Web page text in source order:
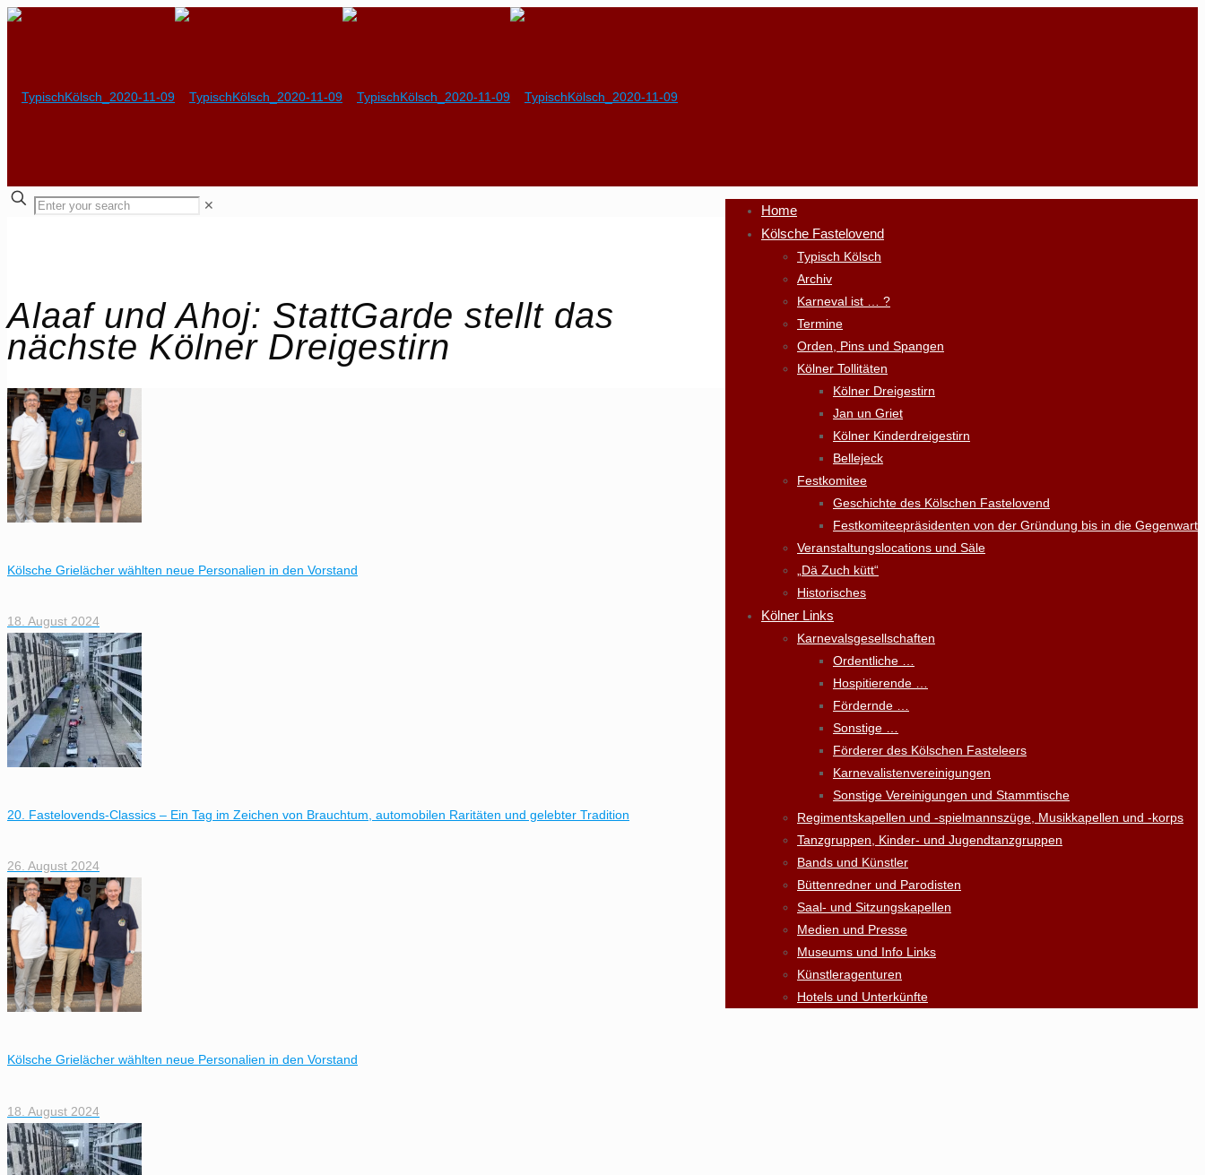
Home
Kölsche Fastelovend
Typisch Kölsch
Archiv
Karneval ist … ?
Termine
Orden, Pins und Spangen
Kölner Tollitäten
Kölner Dreigestirn
Jan un Griet
Kölner Kinderdreigestirn
Bellejeck
Festkomitee
Geschichte des Kölschen Fastelovend
Festkomiteepräsidenten von der Gründung bis in die Gegenwart
Veranstaltungslocations und Säle
„Dä Zuch kütt“
Historisches
Kölner Links
Karnevalsgesellschaften
Ordentliche …
Hospitierende …
Fördernde …
Sonstige …
Förderer des Kölschen Fasteleers
Karnevalistenvereinigungen
Sonstige Vereinigungen und Stammtische
Regimentskapellen und -spielmannszüge, Musikkapellen und -korps
Tanzgruppen, Kinder- und Jugendtanzgruppen
Bands und Künstler
Büttenredner und Parodisten
Saal- und Sitzungskapellen
Medien und Presse
Museums und Info Links
Künstleragenturen
Hotels und Unterkünfte
✕
Alaaf und Ahoj: StattGarde stellt das
nächste Kölner Dreigestirn
Kölsche Grielächer wählten neue Personalien in den Vorstand
18. August 2024
20. Fastelovends-Classics – Ein Tag im Zeichen von Brauchtum, automobilen Raritäten und gelebter Tradition
26. August 2024
Kölsche Grielächer wählten neue Personalien in den Vorstand
18. August 2024